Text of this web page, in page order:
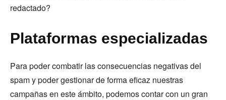
redactado?
Plataformas especializadas
Para poder combatir las consecuencias negativas del
spam y poder gestionar de forma eficaz nuestras
campañas en este ámbito, podemos contar con un gran